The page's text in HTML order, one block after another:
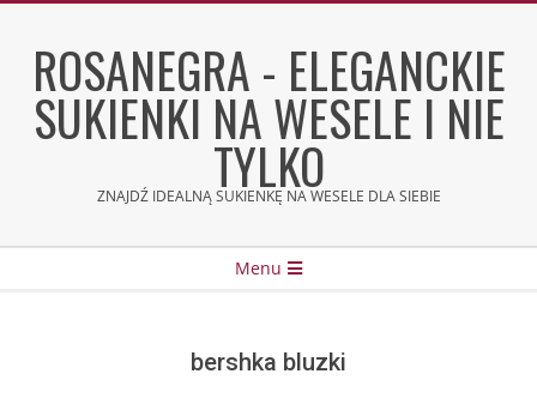
contentROSANEGRA - ELEGANCKIE
SUKIENKI NA WESELE I NIE
TYLKO
ZNAJDŹ IDEALNĄ SUKIENKĘ NA WESELE DLA SIEBIE
Menu
bershka bluzki